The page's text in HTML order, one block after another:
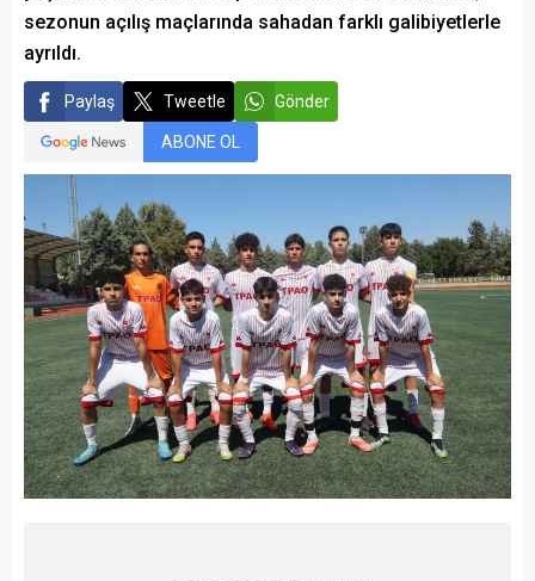
sezonun açılış maçlarında sahadan farklı galibiyetlerle
ayrıldı.
Paylaş Tweetle Gönder
ABONE OL